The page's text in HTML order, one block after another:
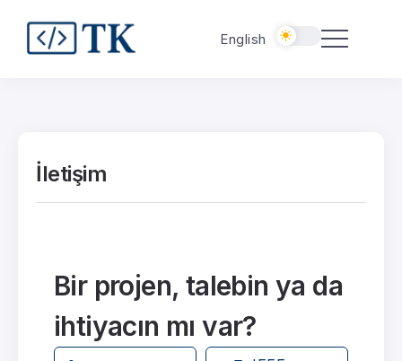
English
İletişim
Bir projen, talebin ya da
ihtiyacın mı var?